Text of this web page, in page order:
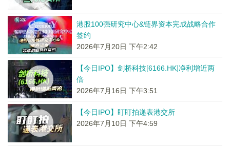
港股100强研究中心&链界资本完成战略合作
签约
2026年7月20日 下午2:42
【今日IPO】剑桥科技[6166.HK]净利增近两
倍
2026年7月16日 下午3:51
【今日IPO】盯盯拍递表港交所
2026年7月10日 下午4:59